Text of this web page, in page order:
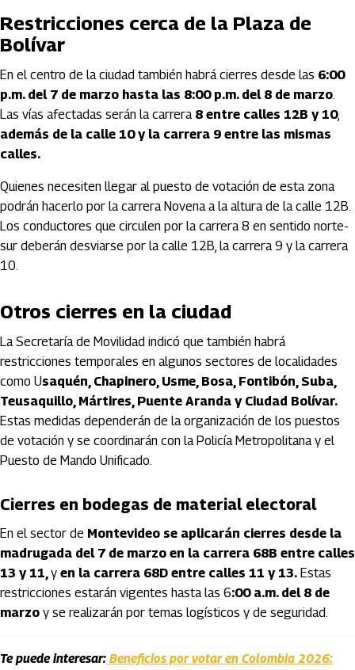
Restricciones cerca de la Plaza de
Bolívar
En el centro de la ciudad también habrá cierres desde las 6:00
p.m. del 7 de marzo hasta las 8:00 p.m. del 8 de marzo.
Las vías afectadas serán la carrera 8 entre calles 12B y 10,
además de la calle 10 y la carrera 9 entre las mismas
calles.
Quienes necesiten llegar al puesto de votación de esta zona
podrán hacerlo por la carrera Novena a la altura de la calle 12B.
Los conductores que circulen por la carrera 8 en sentido norte-
sur deberán desviarse por la calle 12B, la carrera 9 y la carrera
10.
Otros cierres en la ciudad
La Secretaría de Movilidad indicó que también habrá
restricciones temporales en algunos sectores de localidades
como Usaquén, Chapinero, Usme, Bosa, Fontibón, Suba,
Teusaquillo, Mártires, Puente Aranda y Ciudad Bolívar.
Estas medidas dependerán de la organización de los puestos
de votación y se coordinarán con la Policía Metropolitana y el
Puesto de Mando Unificado.
Cierres en bodegas de material electoral
En el sector de Montevideo se aplicarán cierres desde la
madrugada del 7 de marzo en la carrera 68B entre calles
13 y 11,y en la carrera 68D entre calles 11 y 13. Estas
restricciones estarán vigentes hasta las 6:00 a.m. del 8 de
marzo y se realizarán por temas logísticos y de seguridad.
Te puede interesar: Beneficios por votar en Colombia 2026: